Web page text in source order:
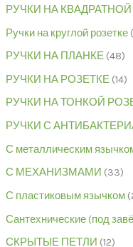
РУЧКИ НА
Ручки на круглой розетке
РУЧКИ НА ПЛАНКЕ 48
РУЧКИ НА РОЗЕТКЕ 14
РУЧКИ НА ТОНКОЙ
РУЧКИ С
С металлическим
С МЕХАНИЗМАМИ 33
С пластиковым язычком
Сантехнические (под
СКРЫТЫЕ ПЕТЛИ 12